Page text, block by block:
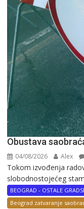
Obustava
04/08/2026 Alex
Tokom izvođenja
slobodnostojećeg
BEOGRAD - OSTALE
Beograd zatvaranje